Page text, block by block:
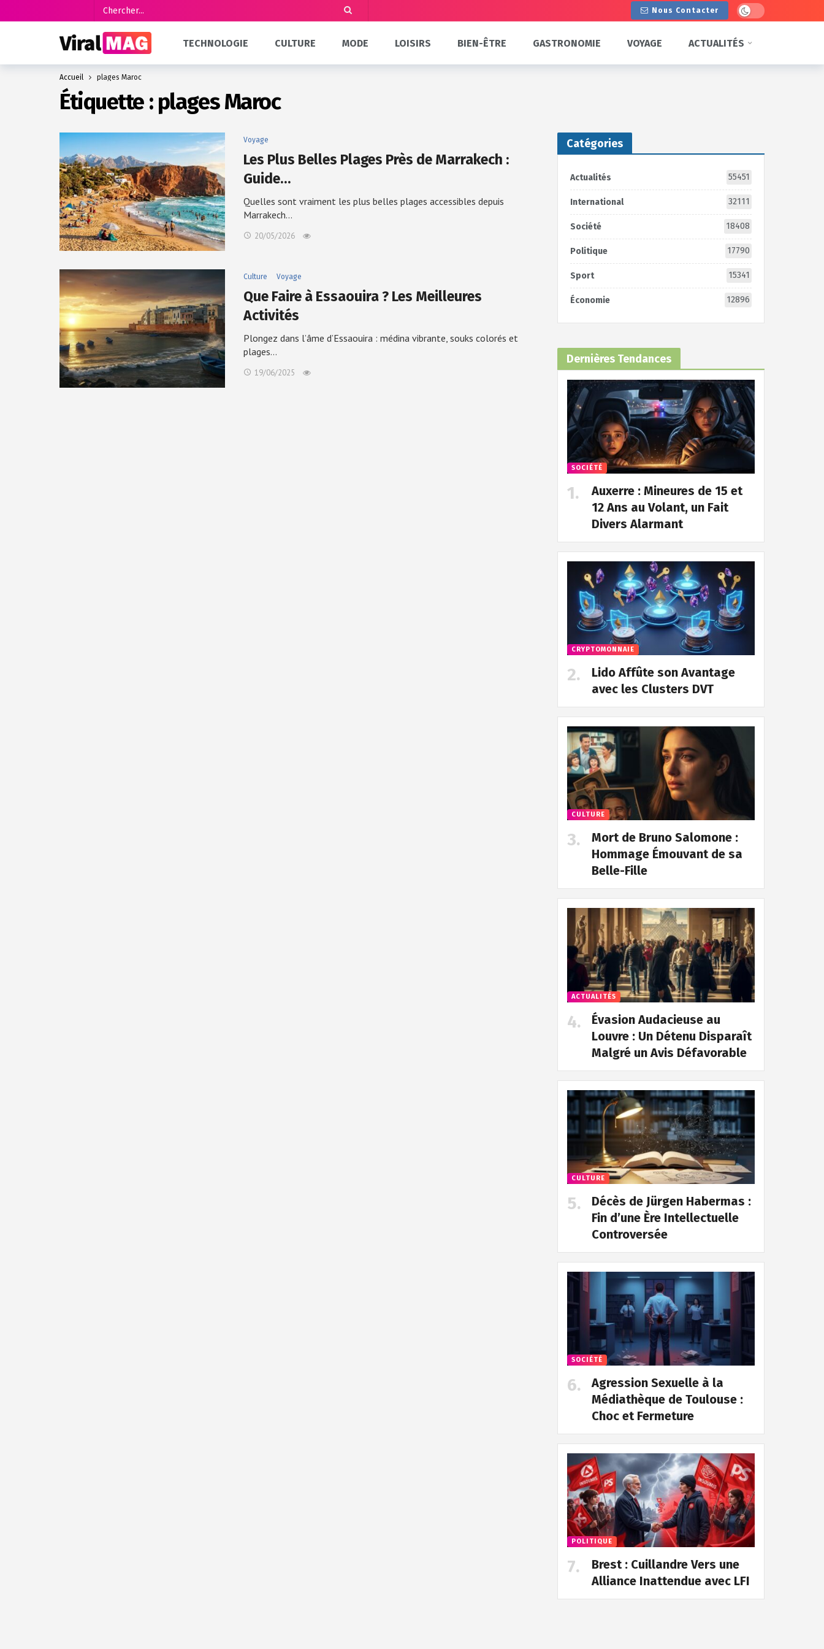
Nous Contacter Dark mode
TECHNOLOGIE CULTURE MODE LOISIRS BIEN-ÊTRE GASTRONOMIE VOYAGE ACTUALITÉS
Accueil plages Maroc
Étiquette : plages Maroc
Voyage
Les Plus Belles Plages Près de Marrakech :
Guide…
Quelles sont vraiment les plus belles plages accessibles depuis
Marrakech…
20/05/2026
Culture Voyage
Que Faire à Essaouira ? Les Meilleures
Activités
Plongez dans l’âme d’Essaouira : médina vibrante, souks colorés et
plages…
19/06/2025
Catégories
Actualités 55451
International 32111
Société 18408
Politique 17790
Sport 15341
Économie 12896
Dernières Tendances
SOCIÉTÉ
Auxerre : Mineures de 15 et
12 Ans au Volant, un Fait
Divers Alarmant
CRYPTOMONNAIE
Lido Affûte son Avantage
avec les Clusters DVT
CULTURE
Mort de Bruno Salomone :
Hommage Émouvant de sa
Belle-Fille
ACTUALITÉS
Évasion Audacieuse au
Louvre : Un Détenu Disparaît
Malgré un Avis Défavorable
CULTURE
Décès de Jürgen Habermas :
Fin d’une Ère Intellectuelle
Controversée
SOCIÉTÉ
Agression Sexuelle à la
Médiathèque de Toulouse :
Choc et Fermeture
POLITIQUE
Brest : Cuillandre Vers une
Alliance Inattendue avec LFI